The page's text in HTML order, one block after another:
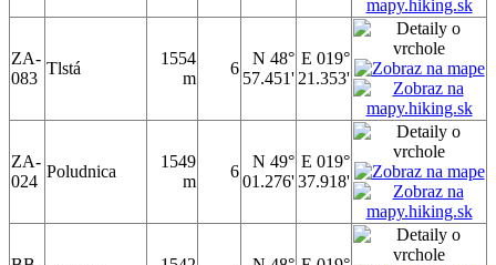
ZA-
083
Tlstá
1554
m
6
N 48°
57.451'
E 019°
21.353'
ZA-
024
Poludnica
1549
m
6
N 49°
01.276'
E 019°
37.918'